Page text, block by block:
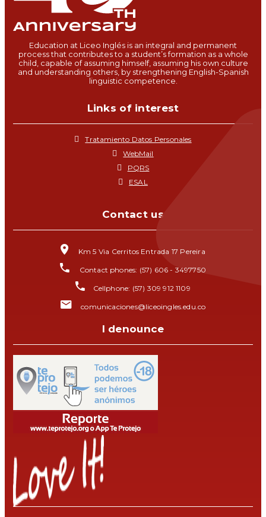
Education at Liceo Inglés is an integral and permanent
process that contributes to a student’s formation as a whole
child, capable of assuming himself, assuming his own culture
and understanding others, by strengthening English-Spanish
linguistic competence.
Links of interest
Tratamiento Datos Personales
WebMail
PQRS
ESAL
Contact us
Km 5 Via Cerritos Entrada 17 Pereira
Contact phones: (57) 606 - 3497750
Cellphone: (57) 309 912 1109
comunicaciones@liceoingles.edu.co
I denounce